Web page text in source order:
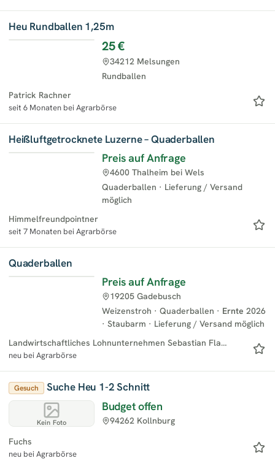
Heu Rundballen 1,25m
25 €
Rundballen
34212 Melsungen
Patrick Rachner
seit 6 Monaten bei Agrarbörse
Heißluftgetrocknete Luzerne – Quaderballen
Preis auf Anfrage
Quaderballen · Lieferung / Versand
möglich
4600 Thalheim bei Wels
Himmelfreundpointner
seit 7 Monaten bei Agrarbörse
Quaderballen
Preis auf Anfrage
Weizenstroh · Quaderballen · Ernte 2026
· Staubarm · Lieferung / Versand möglich
19205 Gadebusch
Landwirtschaftliches Lohnunternehmen Sebastian Flaegel
neu bei Agrarbörse
Kein Foto
Gesuch Suche Heu 1-2 Schnitt
Budget offen
94262 Kollnburg
Fuchs
neu bei Agrarbörse